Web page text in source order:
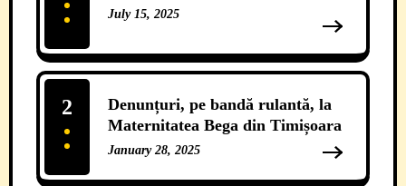
July 15, 2025
Denunțuri, pe bandă rulantă, la
Maternitatea Bega din Timișoara
January 28, 2025
2